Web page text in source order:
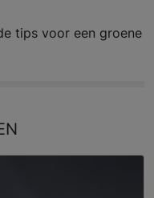
tips voor een groene